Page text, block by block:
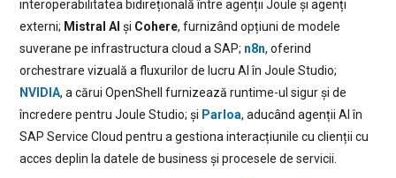
interoperabilitatea bidirețională între agenții Joule și agenți
externi; Mistral AI și Cohere, furnizând opțiuni de modele
suverane pe infrastructura cloud a SAP; n8n, oferind
orchestrare vizuală a fluxurilor de lucru AI în Joule Studio;
NVIDIA, a cărui OpenShell furnizează runtime-ul sigur și de
încredere pentru Joule Studio; și Parloa, aducând agenții AI în
SAP Service Cloud pentru a gestiona interacțiunile cu clienții cu
acces deplin la datele de business și procesele de servicii.